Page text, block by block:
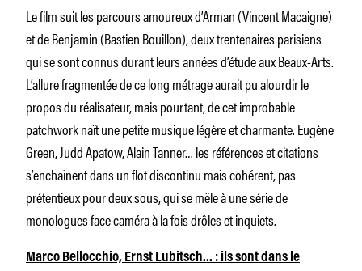
Le film suit les parcours amoureux d’Arman (Vincent Macaigne)
et de Benjamin (Bastien Bouillon), deux trentenaires parisiens
qui se sont connus durant leurs années d’étude aux Beaux-Arts.
L’allure fragmentée de ce long métrage aurait pu alourdir le
propos du réalisateur, mais pourtant, de cet improbable
patchwork naît une petite musique légère et charmante. Eugène
Green,Judd Apatow, Alain Tanner… les références et citations
s’enchaînent dans un flot discontinu mais cohérent, pas
prétentieux pour deux sous, qui se mêle à une série de
monologues face caméra à la fois drôles et inquiets.
Marco Bellocchio, Ernst Lubitsch… : ils sont dans le